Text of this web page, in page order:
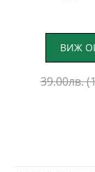
ВИЖ
39.00лв.